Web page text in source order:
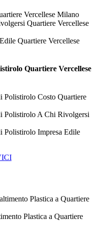
Vercellese Milano
Quartiere Vercellese
Quartiere Vercellese
Quartiere Vercellese
Polistirolo Costo Quartiere
Polistirolo A Chi Rivolgersi
Polistirolo Impresa Edile
Plastica a Quartiere